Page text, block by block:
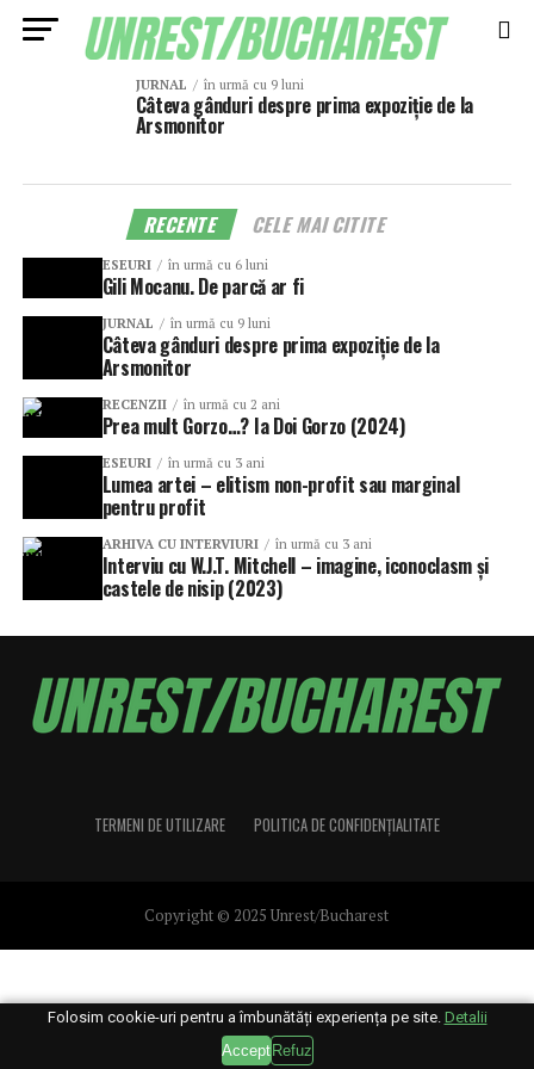
JURNAL în urmă cu 9 luni
Câteva gânduri despre prima expoziție de la
Arsmonitor
RECENTE CELE MAI CITITE
ESEURI în urmă cu 6 luni
Gili Mocanu. De parcă ar fi
JURNAL în urmă cu 9 luni
Câteva gânduri despre prima expoziție de la
Arsmonitor
RECENZII în urmă cu 2 ani
Prea mult Gorzo…? Ia Doi Gorzo (2024)
ESEURI în urmă cu 3 ani
Lumea artei – elitism non-profit sau marginal
pentru profit
ARHIVA CU INTERVIURI în urmă cu 3 ani
Interviu cu W.J.T. Mitchell – imagine, iconoclasm și
castele de nisip (2023)
TERMENI DE UTILIZARE POLITICA DE CONFIDENȚIALITATE
Copyright © 2025 Unrest/Bucharest
Folosim cookie-uri pentru a îmbunătăți experiența pe site. Detalii
Accept Refuz